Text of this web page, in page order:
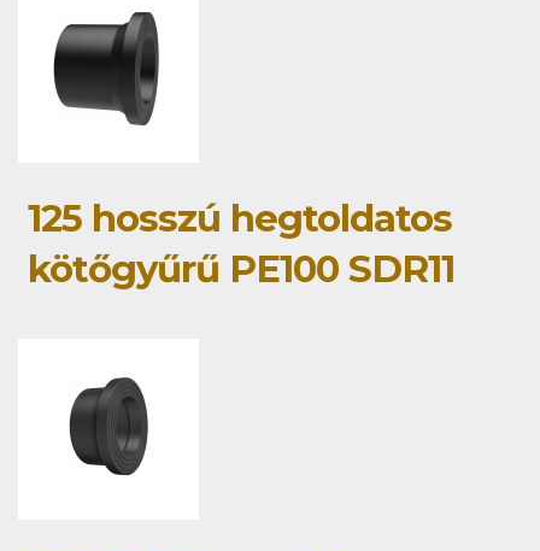
125 hosszú hegtoldatos
kötőgyűrű PE100 SDR11